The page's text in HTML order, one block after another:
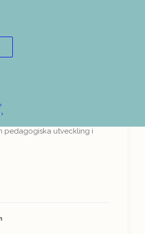
följ lärares
och
i realtid
kan hjälpa skolledare och
att leda och följa lärares
pedagogiska utveckling i